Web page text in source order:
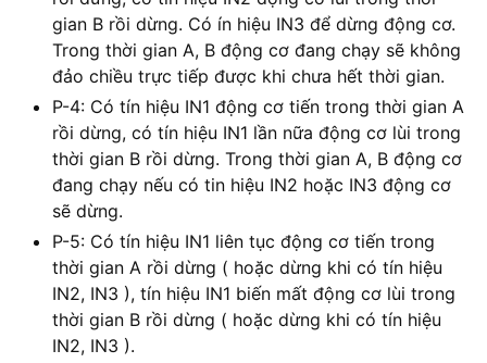
gian B rồi dừng. Có ín hiệu IN3 để dừng động cơ.
Trong thời gian A, B động cơ đang chạy sẽ không
đảo chiều trực tiếp được khi chưa hết thời gian.
P-4: Có tín hiệu IN1 động cơ tiến trong thời gian A
rồi dừng, có tín hiệu IN1 lần nữa động cơ lùi trong
thời gian B rồi dừng. Trong thời gian A, B động cơ
đang chạy nếu có tin hiệu IN2 hoặc IN3 động cơ
sẽ dừng.
P-5: Có tín hiệu IN1 liên tục động cơ tiến trong
thời gian A rồi dừng ( hoặc dừng khi có tín hiệu
IN2, IN3 ), tín hiệu IN1 biến mất động cơ lùi trong
thời gian B rồi dừng ( hoặc dừng khi có tín hiệu
IN2, IN3 ).